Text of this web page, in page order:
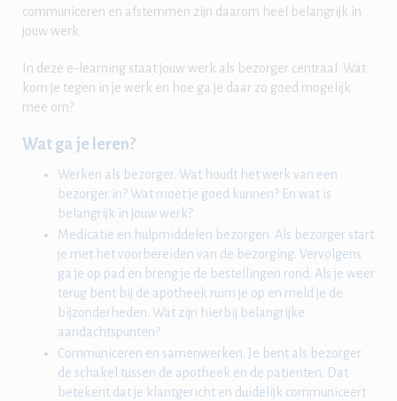
communiceren en afstemmen zijn daarom heel belangrijk in
jouw werk.
In deze e-learning staat jouw werk als bezorger centraal. Wat
kom je tegen in je werk en hoe ga je daar zo goed mogelijk
mee om?
Wat ga je leren?
Werken als bezorger. Wat houdt het werk van een
bezorger in? Wat moet je goed kunnen? En wat is
belangrijk in jouw werk?
Medicatie en hulpmiddelen bezorgen. Als bezorger start
je met het voorbereiden van de bezorging. Vervolgens
ga je op pad en breng je de bestellingen rond. Als je weer
terug bent bij de apotheek ruim je op en meld je de
bijzonderheden. Wat zijn hierbij belangrijke
aandachtspunten?
Communiceren en samenwerken. Je bent als bezorger
de schakel tussen de apotheek en de patiënten. Dat
betekent dat je klantgericht en duidelijk communiceert